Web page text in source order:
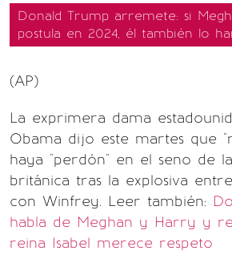
Donald Trump arremete: si
postula en 2024, él también lo
(AP)
La exprimera dama
Obama dijo este martes que
haya "perdón" en el seno de
británica tras la explosiva
con Winfrey. Leer también:
habla de Meghan y Harry y
reina Isabel merece respeto